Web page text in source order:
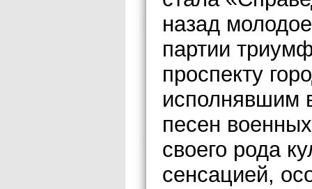
назад
партии
проспекту
исполнявшим
песен
своего рода
сенсацией,